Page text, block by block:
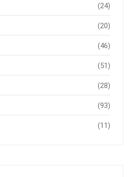
(24)
(20)
(46)
(51)
(28)
(93)
(11)